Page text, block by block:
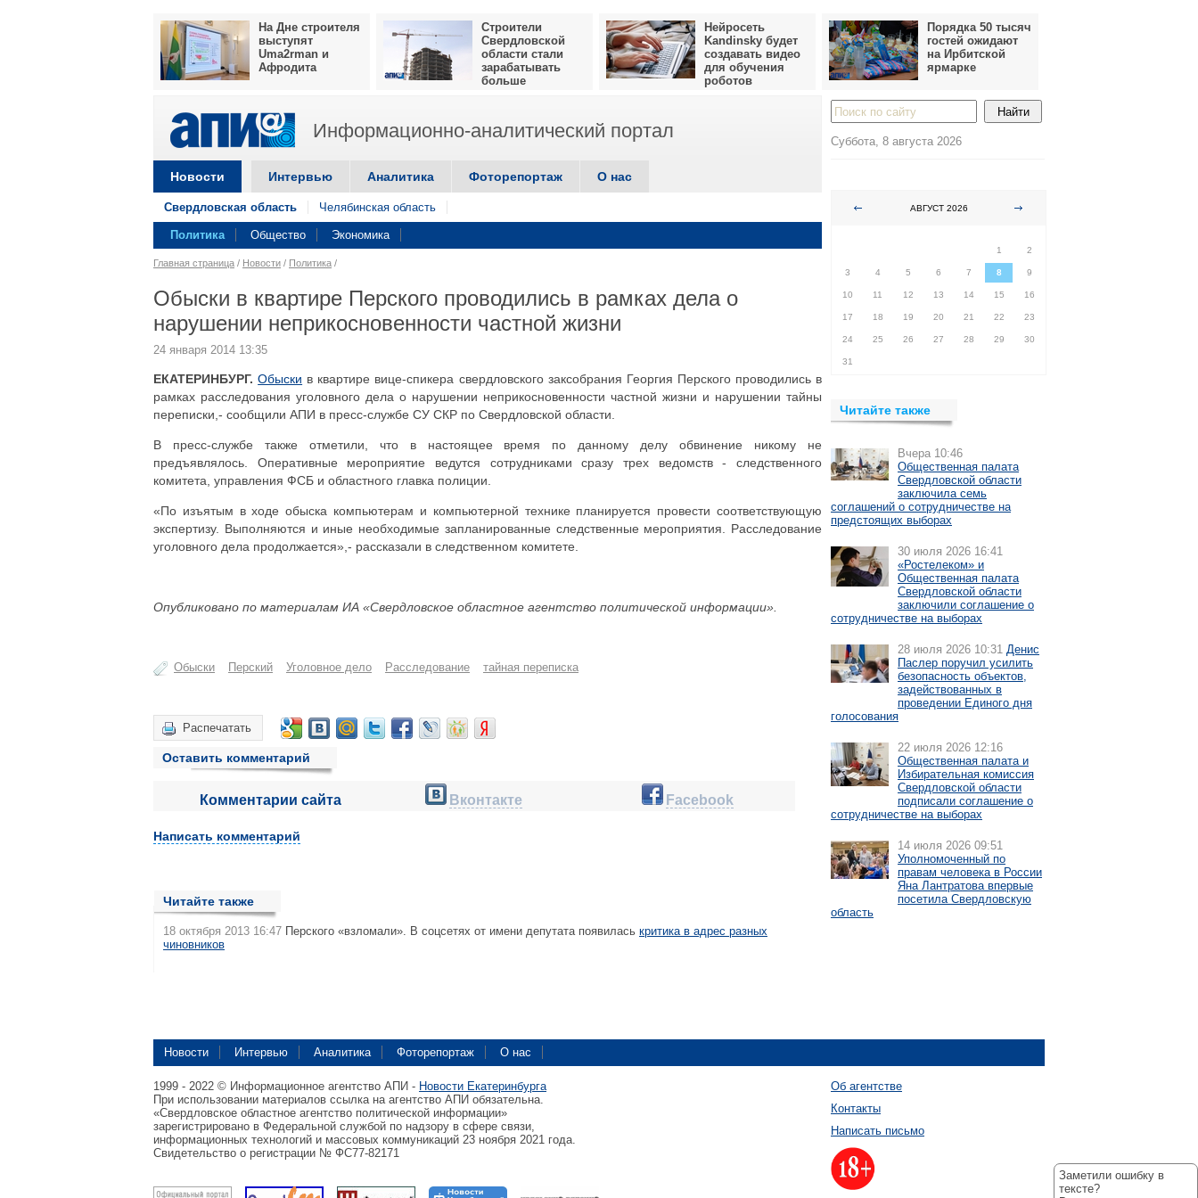
На Дне строителя
выступят
Uma2rman и
Афродита
Строители
Свердловской
области стали
зарабатывать
больше
Нейросеть
Kandinsky будет
создавать видео
для обучения
роботов
Порядка 50 тысяч
гостей ожидают
на Ирбитской
ярмарке
Информационно-аналитический портал
Новости Интервью Аналитика Фоторепортаж О нас
Свердловская область Челябинская область
Политика Общество Экономика
Главная страница / Новости / Политика /
Обыски в квартире Перского проводились в рамках дела о
нарушении неприкосновенности частной жизни
24 января 2014 13:35
ЕКАТЕРИНБУРГ. Обыски в квартире вице-спикера свердловского заксобрания Георгия Перского проводились в
рамках расследования уголовного дела о нарушении неприкосновенности частной жизни и нарушении тайны
переписки,- сообщили АПИ в пресс-службе СУ СКР по Свердловской области.
В пресс-службе также отметили, что в настоящее время по данному делу обвинение никому не
предъявлялось. Оперативные мероприятие ведутся сотрудниками сразу трех ведомств - следственного
комитета, управления ФСБ и областного главка полиции.
«По изъятым в ходе обыска компьютерам и компьютерной технике планируется провести соответствующую
экспертизу. Выполняются и иные необходимые запланированные следственные мероприятия. Расследование
уголовного дела продолжается»,- рассказали в следственном комитете.
Опубликовано по материалам ИА «Свердловское областное агентство политической информации».
Обыски Перский Уголовное дело Расследование тайная переписка
Распечатать
Оставить комментарий
Комментарии сайта Вконтакте Facebook
Написать комментарий
Читайте также
18 октября 2013 16:47 Перского «взломали». В соцсетях от имени депутата появилась критика в адрес разных
чиновников
Суббота, 8 августа 2026
АВГУСТ 2026
1
2
3 4 5 6 7 8 9
10 11 12 13 14 15 16
17 18 19 20 21 22 23
24 25 26 27 28 29 30
31
Читайте также
Вчера 10:46
Общественная палата
Свердловской области
заключила семь
соглашений о сотрудничестве на
предстоящих выборах
30 июля 2026 16:41
«Ростелеком» и
Общественная палата
Свердловской области
заключили соглашение о
сотрудничестве на выборах
28 июля 2026 10:31 Денис
Паслер поручил усилить
безопасность объектов,
задействованных в
проведении Единого дня
голосования
22 июля 2026 12:16
Общественная палата и
Избирательная комиссия
Свердловской области
подписали соглашение о
сотрудничестве на выборах
14 июля 2026 09:51
Уполномоченный по
правам человека в России
Яна Лантратова впервые
посетила Свердловскую
область
Новости Интервью Аналитика Фоторепортаж О нас
1999 - 2022 © Информационное агентство АПИ - Новости Екатеринбурга
При использовании материалов ссылка на агентство АПИ обязательна.
«Свердловское областное агентство политической информации»
зарегистрировано в Федеральной службой по надзору в сфере связи,
информационных технологий и массовых коммуникаций 23 ноября 2021 года.
Свидетельство о регистрации № ФС77-82171
Об агентстве
Контакты
Написать письмо
Заметили ошибку в
тексте?